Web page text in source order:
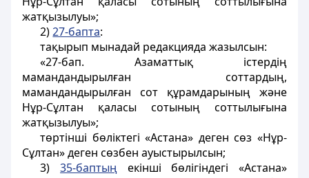
жатқызылуы»;
2)27-бапта:
тақырып мынадай редакцияда жазылсын:
«27-бап. Азаматтық істердің
мамандандырылған соттардың,
мамандандырылған сот құрамдарының және
Нұр-Сұлтан қаласы сотының соттылығына
жатқызылуы»;
төртінші бөліктегі «Астана» деген сөз «Нұр-
Сұлтан» деген сөзбен ауыстырылсын;
3)35-баптың екінші бөлігіндегі «Астана»